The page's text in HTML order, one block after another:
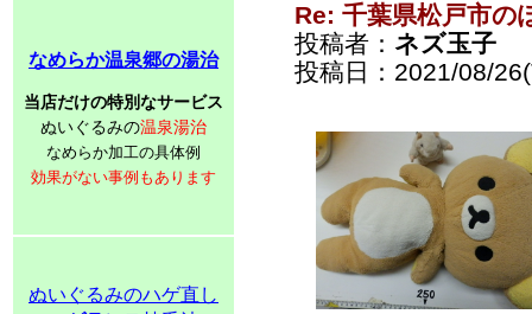
なめらか温泉郷の湯治
当店だけの特別なサービス
ぬいぐるみの温泉湯治
なめらか加工の具体例
効果がない事例もあります
ぬいぐるみのハゲ直し
Re: 千葉県松戸市の
投稿者： ネズ玉子
投稿日：2021/08/